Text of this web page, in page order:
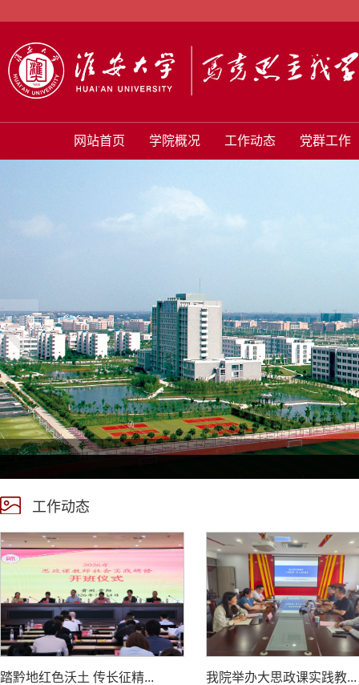
网站首页 学院概况 工作动态 党群工作
工作动态
踏黔地红色沃土 传长征精... 我院举办大思政课实践教...